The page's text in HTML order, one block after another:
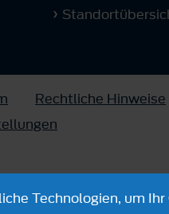
Rechtliche Hinweise
Technologien, um